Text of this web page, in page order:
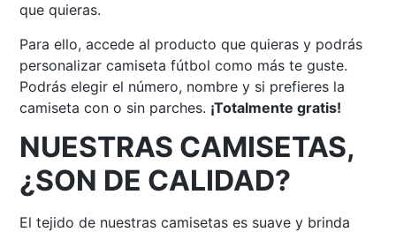
que quieras.
Para ello, accede al producto que quieras y podrás
personalizar camiseta fútbol como más te guste.
Podrás elegir el número, nombre y si prefieres la
camiseta con o sin parches. ¡Totalmente gratis!
NUESTRAS CAMISETAS,
¿SON DE CALIDAD?
El tejido de nuestras camisetas es suave y brinda